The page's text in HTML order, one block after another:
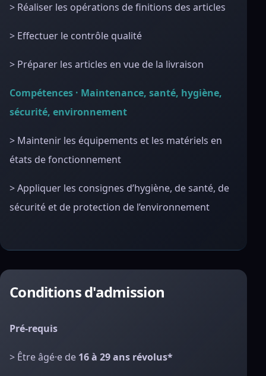
> Réaliser les opérations de finitions des articles
> Effectuer le contrôle qualité
> Préparer les articles en vue de la livraison
Compétences · Maintenance, santé, hygiène,
sécurité, environnement
> Maintenir les équipements et les matériels en
états de fonctionnement
> Appliquer les consignes d’hygiène, de santé, de
sécurité et de protection de l’environnement
Conditions d'admission
Pré-requis
> Être âgé·e de 16 à 29 ans révolus*